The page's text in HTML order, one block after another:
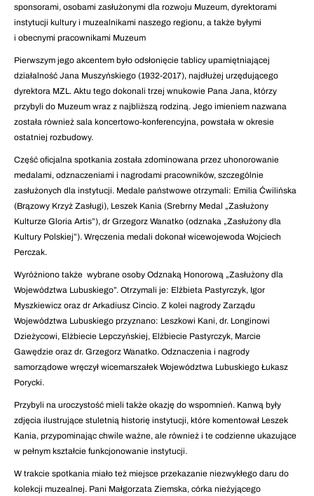
sponsorami, osobami zasłużonymi dla rozwoju Muzeum, dyrektorami
instytucji kultury i muzealnikami naszego regionu, a także byłymi
i obecnymi pracownikami Muzeum
Pierwszym jego akcentem było odsłonięcie tablicy upamiętniającej
działalność Jana Muszyńskiego (1932-2017), najdłużej urzędującego
dyrektora MZL. Aktu tego dokonali trzej wnukowie Pana Jana, którzy
przybyli do Muzeum wraz z najbliższą rodziną. Jego imieniem nazwana
została również sala koncertowo-konferencyjna, powstała w okresie
ostatniej rozbudowy.
Część oficjalna spotkania została zdominowana przez uhonorowanie
medalami, odznaczeniami i nagrodami pracowników, szczególnie
zasłużonych dla instytucji. Medale państwowe otrzymali: Emilia Ćwilińska
(Brązowy Krzyż Zasługi), Leszek Kania (Srebrny Medal „Zasłużony
Kulturze Gloria Artis”), dr Grzegorz Wanatko (odznaka „Zasłużony dla
Kultury Polskiej”). Wręczenia medali dokonał wicewojewoda Wojciech
Perczak.
Wyróżniono także wybrane osoby Odznaką Honorową „Zasłużony dla
Województwa Lubuskiego”. Otrzymali je: Elżbieta Pastyrczyk, Igor
Myszkiewicz oraz dr Arkadiusz Cincio. Z kolei nagrody Zarządu
Województwa Lubuskiego przyznano: Leszkowi Kani, dr. Longinowi
Dzieżycowi, Elżbiecie Lepczyńskiej, Elżbiecie Pastyrczyk, Marcie
Gawędzie oraz dr. Grzegorz Wanatko. Odznaczenia i nagrody
samorządowe wręczył wicemarszałek Województwa Lubuskiego Łukasz
Porycki.
Przybyli na uroczystość mieli także okazję do wspomnień. Kanwą były
zdjęcia ilustrujące stuletnią historię instytucji, które komentował Leszek
Kania, przypominając chwile ważne, ale również i te codzienne ukazujące
w pełnym kształcie funkcjonowanie instytucji.
W trakcie spotkania miało też miejsce przekazanie niezwykłego daru do
kolekcji muzealnej. Pani Małgorzata Ziemska, córka nieżyjącego